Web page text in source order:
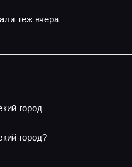
теж вчера
город
город?